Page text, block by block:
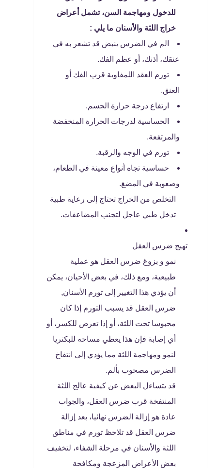
للدخول ومهاجمة السن، تشمل أعراض
خراج اللثة والأسنان ما يلي :
الم في الضرس ينبض قد تشعر به في
عنقك، أذنك، أو عظم الفك.
تورم العقد اللمفاوية قرب الفك أو
العنق.
ارتفاع درجة حرارة الجسم.
الحساسية لدرجات الحرارة المنخفضة
والمرتفعة.
تورم في الوجه والرقبة.
حساسية تجاه أنواع معينة في الطعام،
وصعوبة في المضغ.
التخلص من الخراج تحتاج إلى رعاية طبية
تدخل طبي عاجل لتجنب المضاعفات.
تهيج ضرس العقل
نمو و بزوغ ضرس العقل هو عملية
طبيعية، ومع ذلك، في بعض الأحيان، يمكن
أن يؤدي هذا التغيير إلى تورم الأسنان,
ضرس العقل قد يسبب التورم إذا كان
محبوسا تحت اللثة، أو إذا تعرض للكسر، أو
أي إصابة فإن هذا يعطي مساحه للبكتريا
لنمو ومهاجمة اللثة مما يؤدي إلى انتفاخ
الضرس مصحوب بألم.
قد يتساءل البعض عن كيفية عالج اللثة
المنتفخة قرب ضرس العقل، والجواب
عادة هو إزالة الضرس نهائيا، بعد إزالة
ضرس العقل قد تلاحظ تورم في مناطق
اللثة والأسنان في مرحلة الشفاء، لتخفيف
بعض الأعراض المزعجة ومكافحة